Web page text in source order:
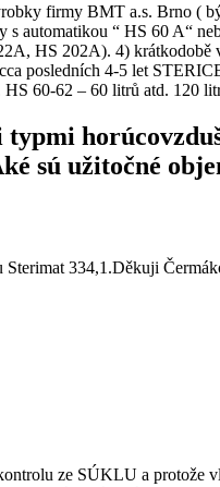
firmy BMT a.s. Brno (
“ HS 60 A“
HS 202A). 4)
posledních 4-5 let
60-62 – 60 litrů atd. 120
sú užitočné
334,1.Děkuji
ze SÚKLU a